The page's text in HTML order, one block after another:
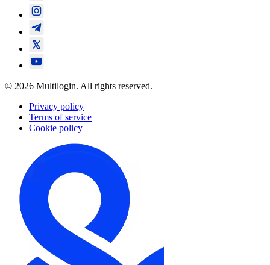
© 2026 Multilogin. All rights reserved.
Privacy policy
Terms of service
Cookie policy